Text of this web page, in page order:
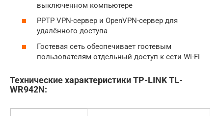
выключенном компьютере
PPTP VPN-сервер и OpenVPN-сервер для
удалённого доступа
Гостевая сеть обеспечивает гостевым
пользователям отдельный доступ к сети Wi-Fi
Технические характеристики TP-LINK TL-
WR942N: